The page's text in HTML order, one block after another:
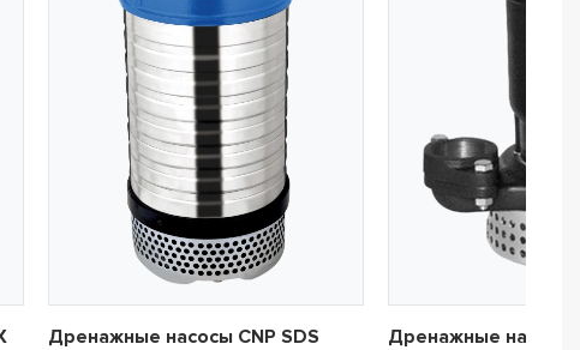
Дренажные насосы CNP SDS Дренажные насосы